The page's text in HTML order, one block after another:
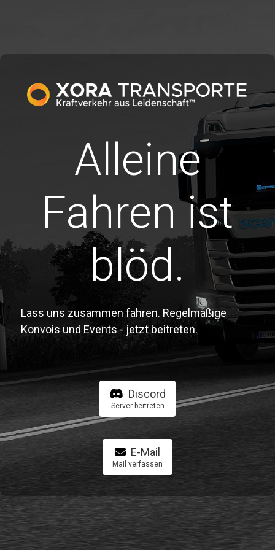
Alleine
Fahren ist
blöd.
Lass uns zusammen fahren. Regelmäßige
Konvois und Events - jetzt beitreten.
Discord
Server beitreten
E-Mail
Mail verfassen